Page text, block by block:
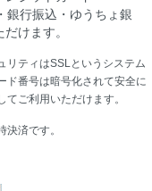
銀行振込・ゆうちょ銀
けます。
ティはSSLというシステム
ド番号は暗号化されて安全に
ご利用いただけます。
済です。